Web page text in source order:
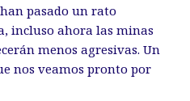
pasado un rato
incluso ahora las minas
menos agresivas. Un
nos veamos pronto por